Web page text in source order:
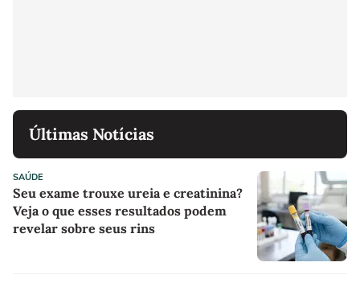
Últimas Notícias
SAÚDE
Seu exame trouxe ureia e creatinina?
Veja o que esses resultados podem
revelar sobre seus rins